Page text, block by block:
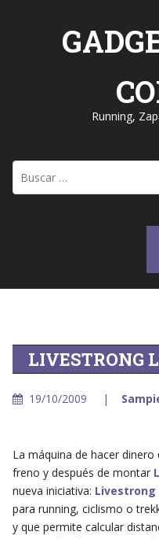
Running,
LIVESTRONG
19/10/2009
La máquina de hacer dinero
freno y después de montar
nueva iniciativa: Livestrong
para running, ciclismo o
y que permite calcular